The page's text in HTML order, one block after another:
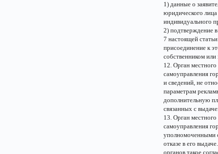
1) данные о
юридического лица
индивидуального
2) подтверждение
7 настоящей
присоединение к
собственником
12. Орган
самоуправления
и сведений, не
параметрам
дополнительную
связанных с
13. Орган
самоуправления
уполномоченными
отказе в его
органов такое